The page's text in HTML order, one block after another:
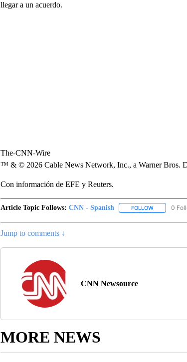
llegar a un acuerdo.
The-CNN-Wire
™ & © 2026 Cable News Network, Inc., a Warner Bros.
Con información de EFE y Reuters.
Article Topic Follows: CNN - Spanish FOLLOWFOLLOW
0
Jump to comments ↓
CNN Newsource
MORE NEWS